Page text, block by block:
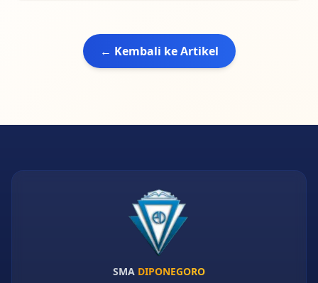
← Kembali ke Artikel
SMA DIPONEGORO